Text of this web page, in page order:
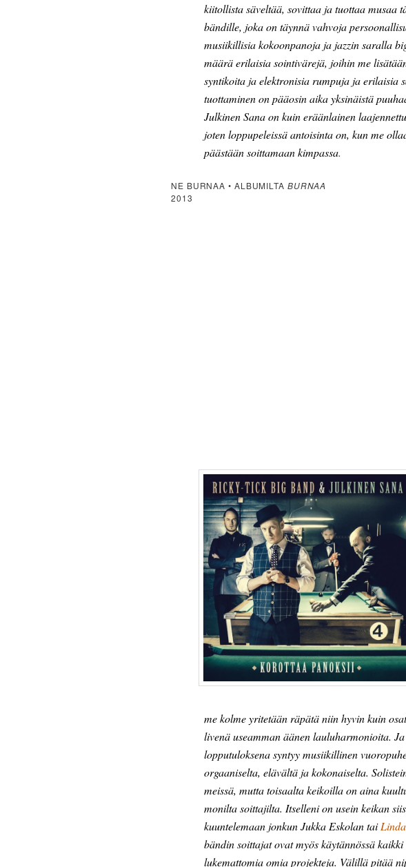
kiitollista säveltää, sovittaa ja tuottaa musaa
bändille, joka on täynnä vahvoja
musiikillisia kokoonpanoja ja jazzin saralla
määrä erilaisia sointivärejä, joihin me
syntikoita ja elektronisia rumpuja ja erilaisia
tuottaminen on pääosin aika yksinäistä
Julkinen Sana on kuin eräänlainen
joten loppupeleissä antoisinta on, kun me
päästään soittamaan kimpassa.
NE BURNAA • ALBUMILTA BURNAA
2013
me kolme yritetään räpätä niin hyvin kuin
livenä useamman äänen lauluharmonioita.
lopputuloksena syntyy musiikillinen
orgaaniselta, elävältä ja kokonaiselta.
meissä, mutta toisaalta keikoilla on aina
monilta soittajilta. Itselleni on usein keikan
kuuntelemaan jonkun Jukka Eskolan tai
bändin soittajat ovat myös käytännössä
lukemattomia omia projekteja. Välillä pitää